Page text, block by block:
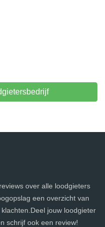
over alle loodgieters
een overzicht van
jouw loodgieter
schrijf ook een review!